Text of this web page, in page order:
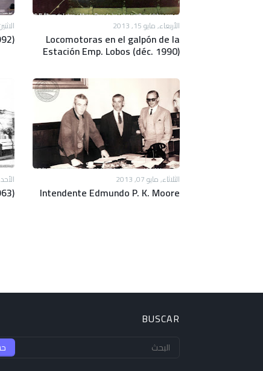
الأربعاء, مايو 15, 2013
Locomotoras en el galpón de la
Estación Emp. Lobos (déc. 1990)
الثلاثاء, مايو 07, 2013
Intendente Edmundo P. K. Moore
الأحد,
BUSCAR